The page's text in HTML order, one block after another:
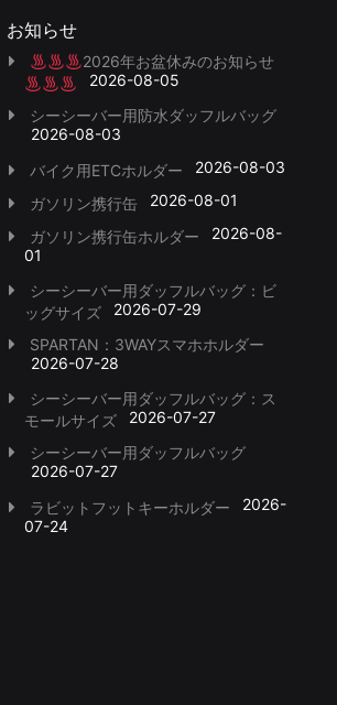
お知らせ
2026年お盆休みのお知らせ
2026-08-05
シーシーバー用防水ダッフルバッグ
2026-08-03
バイク用ETCホルダー
2026-08-03
ガソリン携行缶
2026-08-01
ガソリン携行缶ホルダー
2026-08-
01
シーシーバー用ダッフルバッグ：ビ
ッグサイズ
2026-07-29
SPARTAN：3WAYスマホホルダー
2026-07-28
シーシーバー用ダッフルバッグ：ス
モールサイズ
2026-07-27
シーシーバー用ダッフルバッグ
2026-07-27
ラビットフットキーホルダー
2026-
07-24